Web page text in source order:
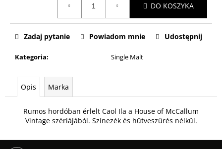
DO KOSZYKA
Kategoria: Single Malt
Zadaj pytanie Powiadom mnie Udostępnij
Opis Marka
Rumos hordóban érlelt Caol Ila a House of McCallum
Vintage szériájából. Színezék és hűtveszűrés nélkül.